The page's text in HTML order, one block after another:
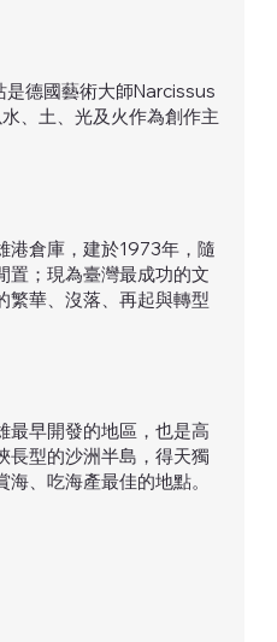
德國藝術大師Narcissus
、土、光及火作為創作主
港倉庫，建於1973年，隨
置；現為臺灣最成功的文
繁華、沒落、再起與轉型
最早開發的地區，也是高
長型的沙洲半島，得天獨
、吃海產最佳的地點。